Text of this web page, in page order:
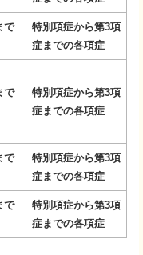
で
特別項症から第3項
症までの各項症
で
特別項症から第3項
症までの各項症
で
特別項症から第3項
症までの各項症
で
特別項症から第3項
症までの各項症